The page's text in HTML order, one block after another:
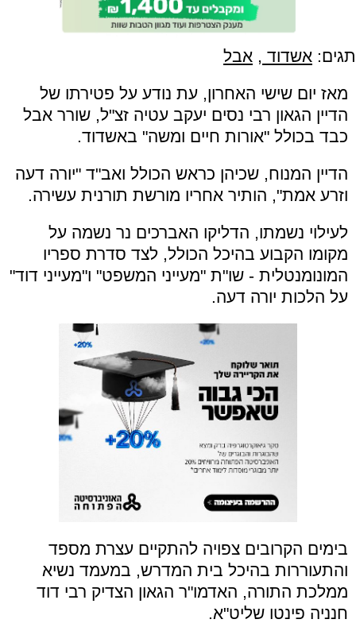
תגים: אשדוד , אבל
מאז יום שישי האחרון, עת נודע על פטירתו של
הדיין הגאון רבי נסים יעקב עטיה זצ"ל, שורר אבל
כבד בכולל "אורות חיים ומשה" באשדוד.
הדיין המנוח, שכיהן כראש הכולל ואב"ד "יורה דעה
וזרע אמת", הותיר אחריו מורשת תורנית עשירה.
לעילוי נשמתו, הדליקו האברכים נר נשמה על
מקומו הקבוע בהיכל הכולל, לצד סדרת ספריו
המונומנטלית - שו"ת "מעייני המשפט" ו"מעייני דוד"
על הלכות יורה דעה.
בימים הקרובים צפויה להתקיים עצרת מספד
והתעוררות בהיכל בית המדרש, במעמד נשיא
ממלכת התורה, האדמו"ר הגאון הצדיק רבי דוד
חנניה פינטו שליט"א.